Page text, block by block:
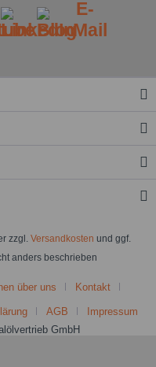
zzgl. Versandkosten und ggf.
anders beschrieben
über uns Kontakt
AGB
Impressum
GmbH